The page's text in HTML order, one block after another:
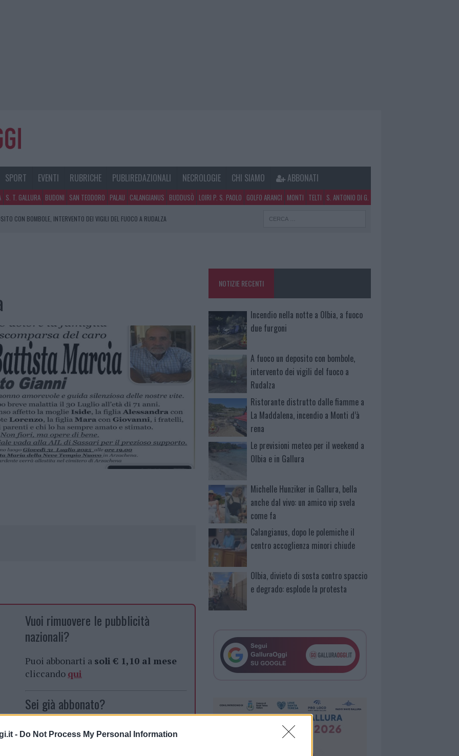
- Do Not Process My Personal Information
SPORT EVENTI RUBRICHE PUBLIREDAZIONALI NECROLOGIE CHI SIAMO ABBONATI
S. T. GALLURA BUDONI SAN TEODORO PALAU CALANGIANUS BUDDUSÒ LOIRI P. S. PAOLO GOLFO ARANCI MONTI TELTI S. ANTONIO DI G.
CON BOMBOLE, INTERVENTO DEI VIGILI DEL FUOCO A RUDALZA
ANCHE DAL VIVO: UN AMICO VIP SVELA COME FA
Vuoi rimuovere le pubblicità
nazionali?
Puoi abbonarti a soli € 1,10 al mese
cliccando qui
Sei già abbonato?
Puoi effettuare l'accesso andando
sito o cliccando qui
NOTIZIE RECENTI
Incendio nella notte a Olbia, a fuoco
due furgoni
A fuoco un deposito con bombole,
intervento dei vigili del fuoco a
Rudalza
Ristorante distrutto dalle fiamme a
La Maddalena, incendio a Monti d’à
rena
Le previsioni meteo per il weekend a
Olbia e in Gallura
Michelle Hunziker in Gallura, bella
anche dal vivo: un amico vip svela
come fa
Calangianus, dopo le polemiche il
centro accoglienza minori chiude
Olbia, divieto di sosta contro spaccio
e degrado: esplode la protesta